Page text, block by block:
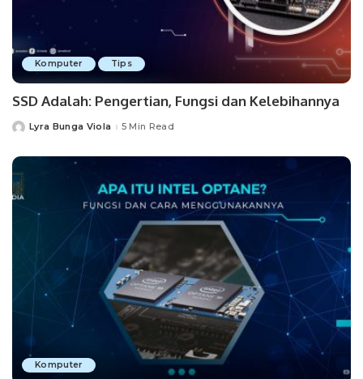
Komputer Tips
SSD Adalah: Pengertian, Fungsi dan Kelebihannya
PostedLyra Bunga Viola 5 Min Read
Komputer